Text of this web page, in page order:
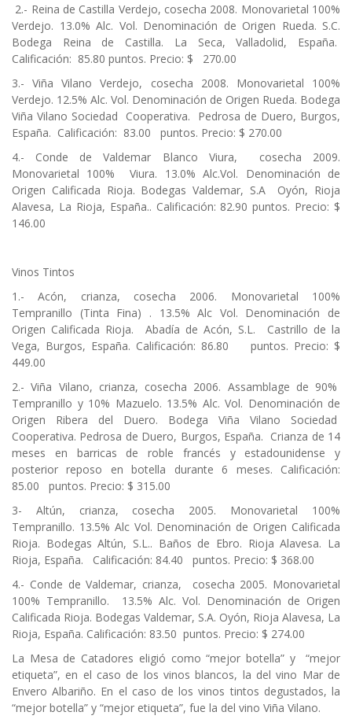
2.- Reina de Castilla Verdejo, cosecha 2008. Monovarietal 100%
Verdejo. 13.0% Alc. Vol. Denominación de Origen Rueda. S.C.
Bodega Reina de Castilla. La Seca, Valladolid, España.
Calificación: 85.80 puntos. Precio: $ 270.00
3.- Viña Vilano Verdejo, cosecha 2008. Monovarietal 100%
Verdejo. 12.5% Alc. Vol. Denominación de Origen Rueda. Bodega
Viña Vilano Sociedad Cooperativa. Pedrosa de Duero, Burgos,
España. Calificación: 83.00 puntos. Precio: $ 270.00
4.- Conde de Valdemar Blanco Viura, cosecha 2009.
Monovarietal 100% Viura. 13.0% Alc.Vol. Denominación de
Origen Calificada Rioja. Bodegas Valdemar, S.A Oyón, Rioja
Alavesa, La Rioja, España.. Calificación: 82.90 puntos. Precio: $
146.00
Vinos Tintos
1.- Acón, crianza, cosecha 2006. Monovarietal 100%
Tempranillo (Tinta Fina) . 13.5% Alc Vol. Denominación de
Origen Calificada Rioja. Abadía de Acón, S.L. Castrillo de la
Vega, Burgos, España. Calificación: 86.80 puntos. Precio: $
449.00
2.- Viña Vilano, crianza, cosecha 2006. Assamblage de 90%
Tempranillo y 10% Mazuelo. 13.5% Alc. Vol. Denominación de
Origen Ribera del Duero. Bodega Viña Vilano Sociedad
Cooperativa. Pedrosa de Duero, Burgos, España. Crianza de 14
meses en barricas de roble francés y estadounidense y
posterior reposo en botella durante 6 meses. Calificación:
85.00 puntos. Precio: $ 315.00
3- Altún, crianza, cosecha 2005. Monovarietal 100%
Tempranillo. 13.5% Alc Vol. Denominación de Origen Calificada
Rioja. Bodegas Altún, S.L.. Baños de Ebro. Rioja Alavesa. La
Rioja, España. Calificación: 84.40 puntos. Precio: $ 368.00
4.- Conde de Valdemar, crianza, cosecha 2005. Monovarietal
100% Tempranillo. 13.5% Alc. Vol. Denominación de Origen
Calificada Rioja. Bodegas Valdemar, S.A. Oyón, Rioja Alavesa, La
Rioja, España. Calificación: 83.50 puntos. Precio: $ 274.00
La Mesa de Catadores eligió como “mejor botella” y “mejor
etiqueta”, en el caso de los vinos blancos, la del vino Mar de
Envero Albariño. En el caso de los vinos tintos degustados, la
“mejor botella” y “mejor etiqueta”, fue la del vino Viña Vilano.